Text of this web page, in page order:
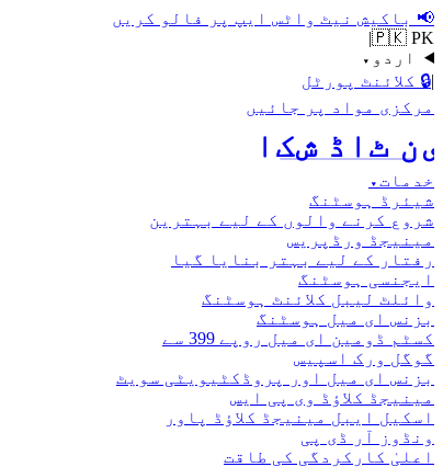
📢 باکیش نیٹ واٹس ایپ پر فالو کریں
🇵🇰 PK
|
اردو ▾
|
🔒 کلائنٹ پورٹل
مرکزی مواد پر جائیں
ڈاٹ نیٹ
خدمات▾
شیئرڈ ہوسٹنگ
شروع کرنے والوں کے لیے بہترین
مینیجڈ ورڈپریس
رفتار کے لیے بہتر بنایا گیا
ایجنسی ہوسٹنگ
وائلٹ لیبل کلائنٹ ہوسٹنگ
بزنس ای میل ہوسٹنگ
کسٹم ڈومین ای میل روپے 399 سے
گوگل ورک اسپیس
بزنس ای میل اور پروڈکٹیویٹی سویٹ
مینیجڈ کلاؤڈ وی پی ایس
اسکیل ایبل مینیجڈ کلاؤڈ پاور
ونڈوز آر ڈی پی
اعلیٰ کارکردگی کی طاقت